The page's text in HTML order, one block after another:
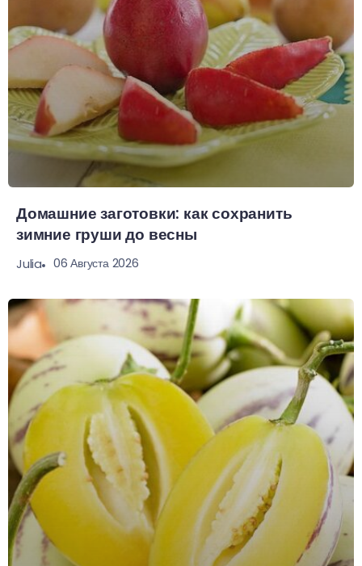
Домашние заготовки: как сохранить
зимние груши до весны
Julia 06 Августа 2026